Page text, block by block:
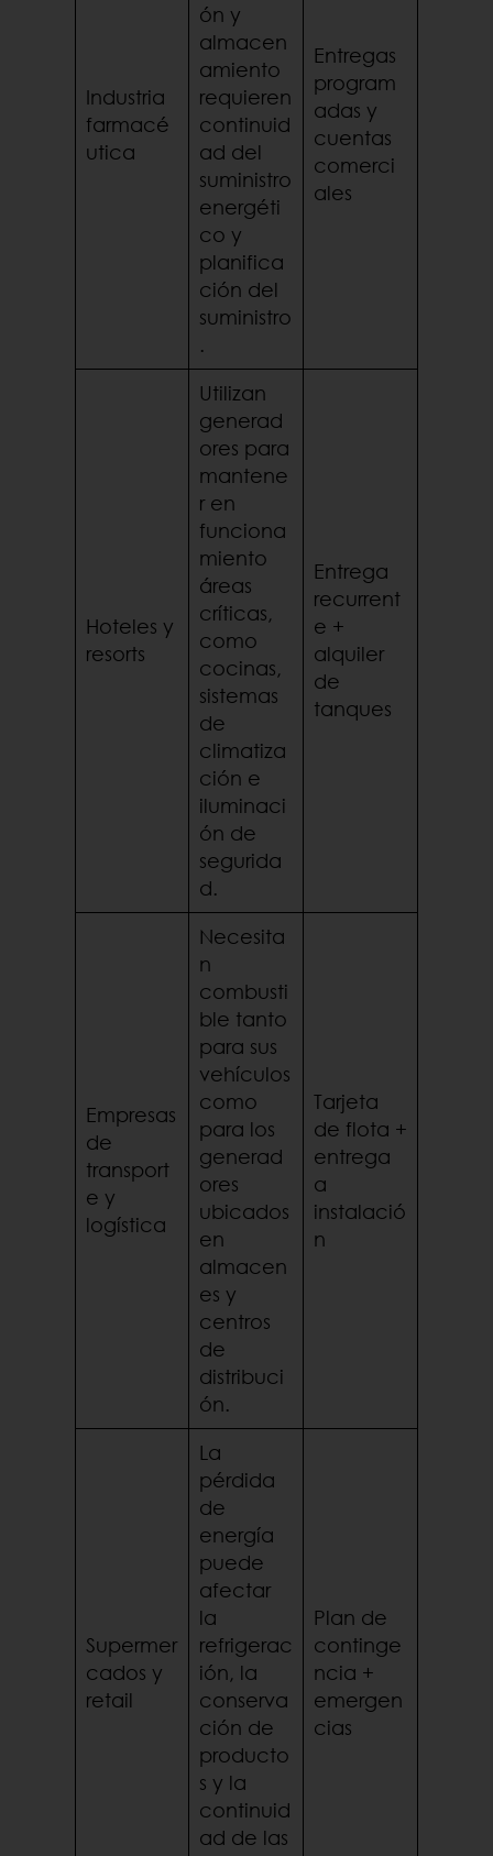
Industria
farmacé
utica
ón y
almacen
amiento
requieren
continuid
ad del
suministro
energéti
co y
planifica
ción del
suministro
.
Entregas
program
adas y
cuentas
comerci
ales
Hoteles y
resorts
Utilizan
generad
ores para
mantene
r en
funciona
miento
áreas
críticas,
como
cocinas,
sistemas
de
climatiza
ción e
iluminaci
ón de
segurida
d.
Entrega
recurrent
e +
alquiler
de
tanques
Empresas
de
transport
e y
logística
Necesita
n
combusti
ble tanto
para sus
vehículos
como
para los
generad
ores
ubicados
en
almacen
es y
centros
de
distribuci
ón.
Tarjeta
de flota +
entrega
a
instalació
n
Supermer
cados y
retail
La
pérdida
de
energía
puede
afectar
la
refrigerac
ión, la
conserva
ción de
producto
s y la
continuid
ad de las
Plan de
continge
ncia +
emergen
cias